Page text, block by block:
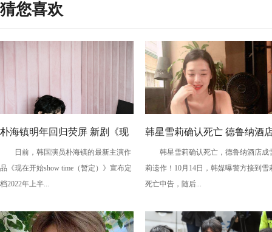
猜您喜欢
朴海镇明年回归荧屏 新剧《现
在开始show time》定档2022上
半年
日前，韩国演员朴海镇的最新主演作
品《现在开始show time（暂定）》宣布定
档2022年上半...
韩星雪莉确认死亡 德鲁纳酒
成雪莉遗作
韩星雪莉确认死亡，德鲁纳酒店成
莉遗作！10月14日，韩媒曝警方接到雪
死亡申告，随后...